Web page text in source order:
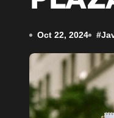
Oct 22, 2024 #